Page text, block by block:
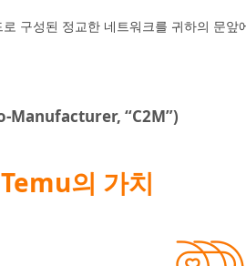
구성된 정교한 네트워크를 귀하의 문앞
Manufacturer, “C2M”)
Temu의 가치